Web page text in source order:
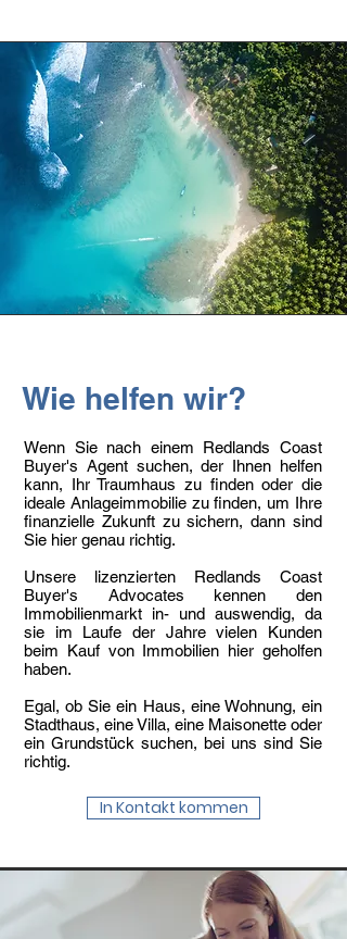
Wie helfen wir?
Wenn Sie nach einem Redlands Coast
Buyer's Agent suchen, der Ihnen helfen
kann, Ihr Traumhaus zu finden oder die
ideale Anlageimmobilie zu finden, um Ihre
finanzielle Zukunft zu sichern, dann sind
Sie hier genau richtig.
Unsere lizenzierten Redlands Coast
Buyer's Advocates kennen den
Immobilienmarkt in- und auswendig, da
sie im Laufe der Jahre vielen Kunden
beim Kauf von Immobilien hier geholfen
haben.
Egal, ob Sie ein Haus, eine Wohnung, ein
Stadthaus, eine Villa, eine Maisonette oder
ein Grundstück suchen, bei uns sind Sie
richtig.​
In Kontakt kommen